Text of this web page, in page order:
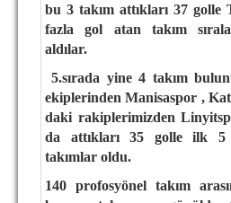
AMBLEM
SPOR TESİSLERİ
YÖNETİM KURULU
PERSONEL
SPONSORLAR
TARİHÇE
bu 3 takım attıkları 37
fazla gol atan takım
aldılar.
5.sırada yine 4 takım
ekiplerinden Manisaspor ,
daki rakiplerimizden
da attıkları 35 golle ilk 5
takımlar oldu.
140 profosyönel takım